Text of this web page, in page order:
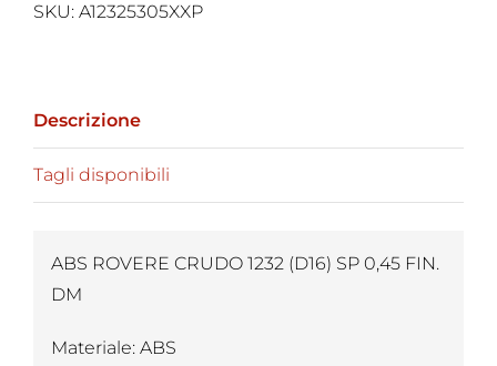
SKU: A12325305XXP
Descrizione
Tagli disponibili
ABS ROVERE CRUDO 1232 (D16) SP 0,45 FIN.
DM
Materiale: ABS